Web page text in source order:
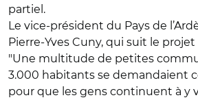
partiel.
Le vice-président du Pays de
Pierre-Yves Cuny, qui suit le projet
"Une multitude de petites
3.000 habitants se demandaient
pour que les gens continuent à y